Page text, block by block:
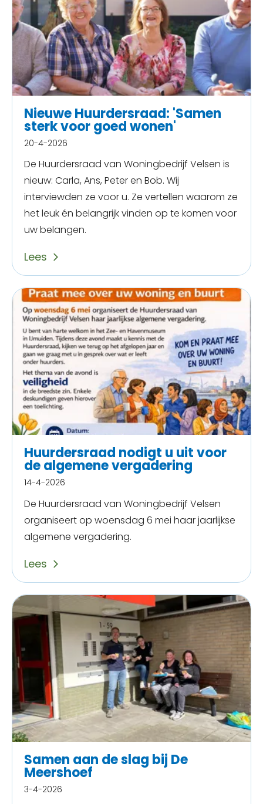
Nieuwe Huurdersraad: 'Samen
sterk voor goed wonen'
20-4-2026
De Huurdersraad van Woningbedrijf Velsen is
nieuw: Carla, Ans, Peter en Bob. Wij
interviewden ze voor u. Ze vertellen waarom ze
het leuk én belangrijk vinden op te komen voor
uw belangen.
Lees
Huurdersraad nodigt u uit voor
de algemene vergadering
14-4-2026
De Huurdersraad van Woningbedrijf Velsen
organiseert op woensdag 6 mei haar jaarlijkse
algemene vergadering.
Lees
Samen aan de slag bij De
Meershoef
3-4-2026